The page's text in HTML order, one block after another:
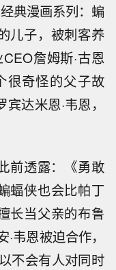
典漫画系列：蝙
儿子，被刺客养
詹姆斯·古恩
很奇怪的父子故
达米恩·韦恩，
前透露：《勇敢
蝠侠也会比帕丁
长当父亲的布鲁
韦恩被迫合作，
不会有人对同时